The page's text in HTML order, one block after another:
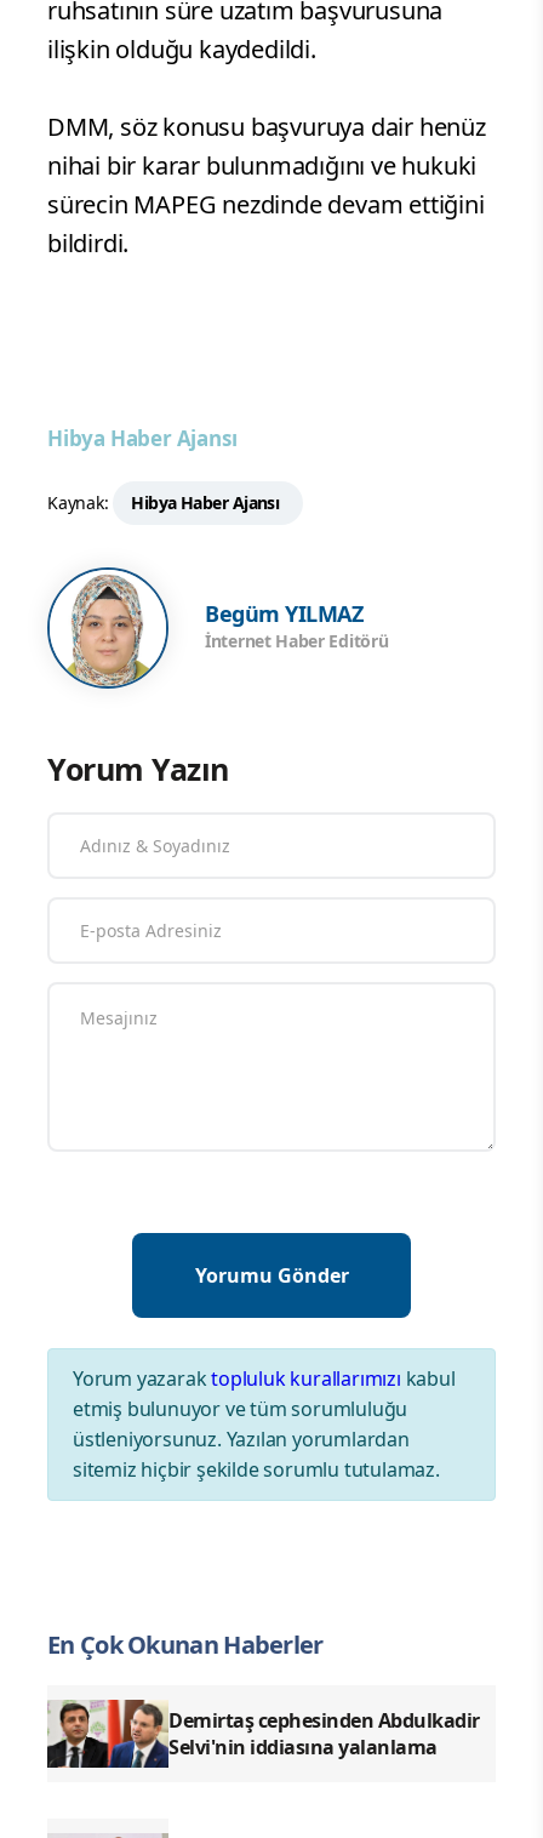
ruhsatının süre uzatım başvurusuna
ilişkin olduğu kaydedildi.
DMM, söz konusu başvuruya dair henüz
nihai bir karar bulunmadığını ve hukuki
sürecin MAPEG nezdinde devam ettiğini
bildirdi.
Hibya Haber Ajansı
Kaynak: Hibya Haber Ajansı
Begüm YILMAZ
İnternet Haber Editörü
Yorum Yazın
Yorum yazaraktopluluk kurallarımızı kabul
etmiş bulunuyor ve tüm sorumluluğu
üstleniyorsunuz. Yazılan yorumlardan
sitemiz hiçbir şekilde sorumlu tutulamaz.
En Çok Okunan Haberler
Demirtaş cephesinden Abdulkadir
Selvi'nin iddiasına yalanlama